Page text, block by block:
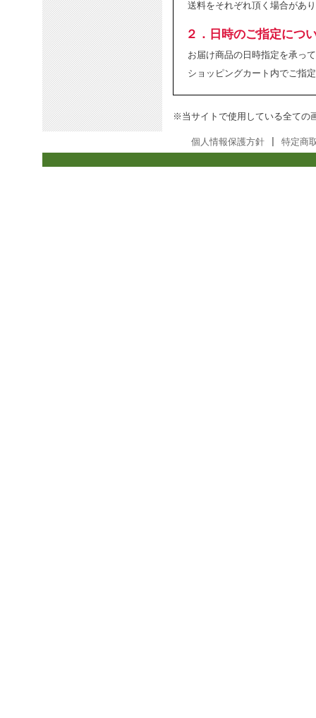
送料をそれぞれ頂く場合があ
２．日時のご指定につ
お届け商品の日時指定を承っ
ショッピングカート内でご指
※当サイトで使用している全ての
個人情報保護方針 特定商